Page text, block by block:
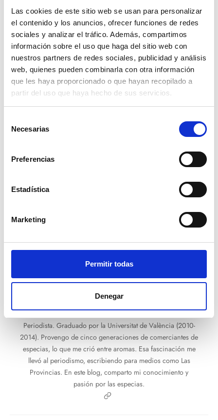
Las cookies de este sitio web se usan para personalizar
el contenido y los anuncios, ofrecer funciones de redes
sociales y analizar el tráfico. Además, compartimos
información sobre el uso que haga del sitio web con
nuestros partners de redes sociales, publicidad y análisis
web, quienes pueden combinarla con otra información
que les haya proporcionado o que hayan recopilado a
partir del uso que haya hecho de sus servicios.
Necesarias
Preferencias
Estadística
Marketing
Permitir todas
Denegar
Laurel de la India
El laurel de la India es otra variedad del laurel que no es
familia del laurel original, pese a que tiene algunas
semejanzas al mismo, como pueden ser sus hojas. Sin
embargo, no es un laurel verdadero, pese a su nombre.
Esta planta, que también se le llama laurel de Cuba,
superior en toda la zona de Asia, sobre todo al sur del
continente. Su tamaño puede superar los 15 metros. Es una
planta que se adapta a casi cualquier clima, salvo los más
Damián Rodríguez
Periodista. Graduado por la Universitat de València (2010-
2014). Provengo de cinco generaciones de comerciantes de
especias, lo que me crió entre aromas. Esa fascinación me
llevó al periodismo, escribiendo para medios como Las
Provincias. En este blog, comparto mi conocimiento y
pasión por las especias.